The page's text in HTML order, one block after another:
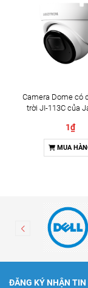
Camera Dome có
trời JI-113C của
1₫
MUA
ĐĂNG KÝ NHẬN TIN